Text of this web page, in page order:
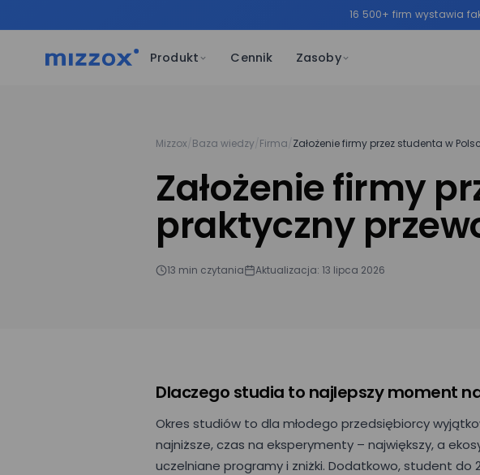
16 500+ firm wystawia
Produkt Cennik Zasoby
Mizzox Baza wiedzy Firma Założenie firmy przez studenta w
Założenie firmy
praktyczny
13 min czytania Aktualizacja: 13 lipca 2026
Dlaczego studia to najlepszy moment
Okres studiów to dla młodego przedsiębiorcy
najniższe, czas na eksperymenty – największy, a
uczelniane programy i zniżki. Dodatkowo, student